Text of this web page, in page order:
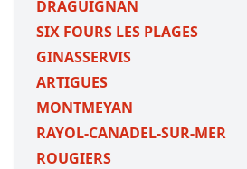
DRAGUIGNAN
SIX FOURS LES PLAGES
GINASSERVIS
ARTIGUES
MONTMEYAN
RAYOL-CANADEL-SUR-MER
ROUGIERS